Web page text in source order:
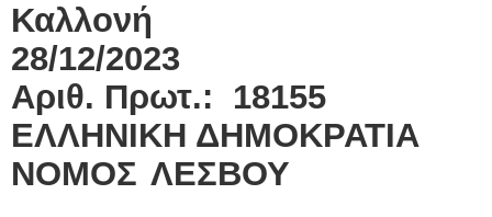
Καλλονή
28/
Αριθ. Πρωτ.: 18155
ΕΛΛΗΝΙΚΗ
ΝΟΜΟΣ